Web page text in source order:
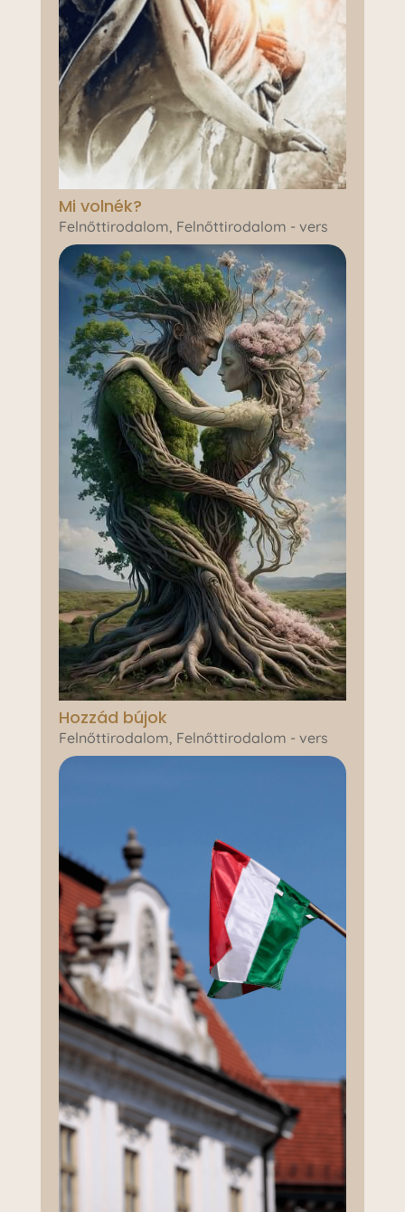
Mi volnék?
Felnőttirodalom, Felnőttirodalom - vers
Hozzád bújok
Felnőttirodalom, Felnőttirodalom - vers